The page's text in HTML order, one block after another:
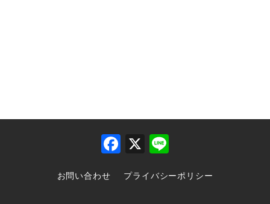
F
c
X
e
お問い合わせ プライバシーポリシー